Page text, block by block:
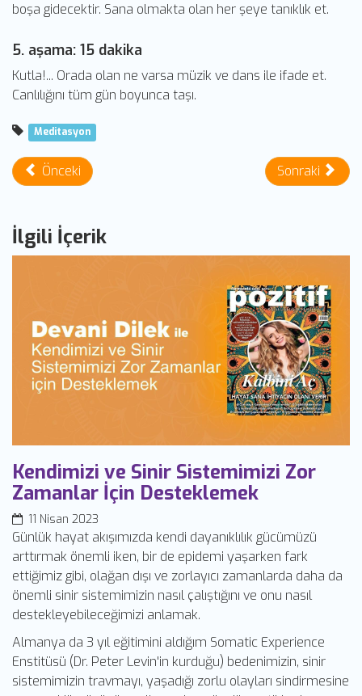
boşa gidecektir. Sana olmakta olan her şeye tanıklık et.
5. aşama: 15 dakika
Kutla!... Orada olan ne varsa müzik ve dans ile ifade et.
Canlılığını tüm gün boyunca taşı.
Meditasyon
Önceki Sonraki
İlgili İçerik
Kendimizi ve Sinir Sistemimizi Zor
Zamanlar İçin Desteklemek
11 Nisan 2023
Günlük hayat akışımızda kendi dayanıklılık gücümüzü
arttırmak önemli iken, bir de epidemi yaşarken fark
ettiğimiz gibi, olağan dışı ve zorlayıcı zamanlarda daha da
önemli sinir sistemimizin nasıl çalıştığını ve onu nasıl
destekleyebileceğimizi anlamak.
Almanya da 3 yıl eğitimini aldığım Somatic Experience
Enstitüsü (Dr. Peter Levin'in kurduğu) bedenimizin, sinir
sistemimizin travmayı, yaşadığı zorlu olayları sindirmesine